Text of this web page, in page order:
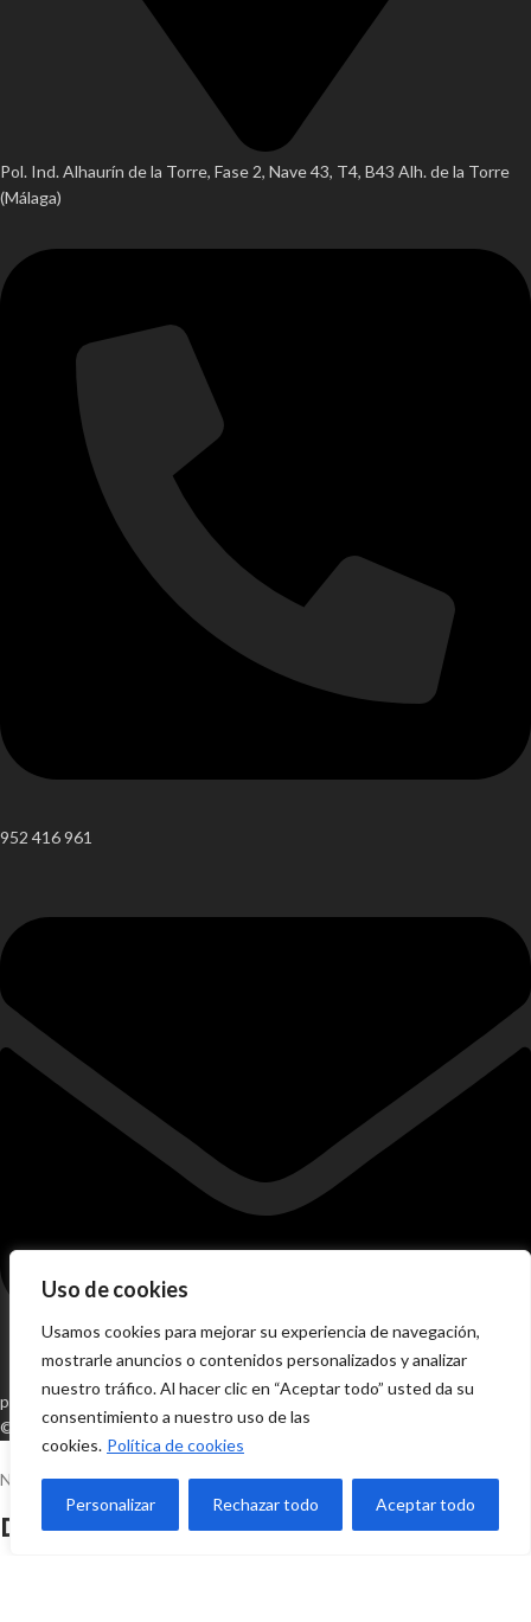
Uso de cookies
Usamos cookies para mejorar su experiencia de navegación,
mostrarle anuncios o contenidos personalizados y analizar
nuestro tráfico. Al hacer clic en “Aceptar todo” usted da su
consentimiento a nuestro uso de las
cookies. Política de cookies
Personalizar Rechazar todo Aceptar todo
Pol. Ind. Alhaurín de la Torre, Fase 2, Nave 43, T4, B43 Alh. de la Torre
(Málaga)
952 416 961
pedidos@tomisadistribucion.com
© 2024 Sitio Realizado Por Linkasoft
NOVEDAD EN TOMISA
Disco Fieltro Pulir